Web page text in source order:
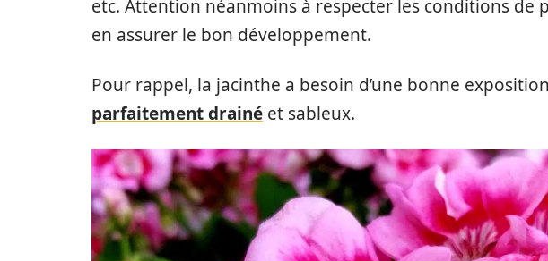
etc. Attention néanmoins à respecter les conditions de
en assurer le bon développement.
Pour rappel, la jacinthe a besoin d’une bonne
parfaitement drainé et sableux.